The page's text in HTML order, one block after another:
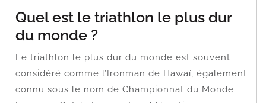
Quel est le triathlon le plus dur
du monde ?
Le triathlon le plus dur du monde est souvent
considéré comme l’Ironman de Hawaï, également
connu sous le nom de Championnat du Monde